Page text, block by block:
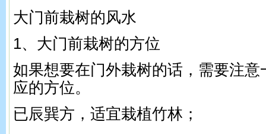
大门前栽树的风水
1、大门前栽树的方位
如果想要在门外栽树的话，需要注意
应的方位。
已辰巽方，适宜栽植竹林；